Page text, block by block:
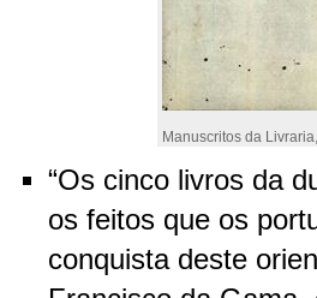
Manuscritos da
“Os cinco livros da
os feitos que os
conquista deste